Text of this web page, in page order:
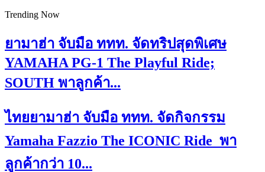
Trending Now
ยามาฮ่า จับมือ ททท. จัดทริปสุดพิเศษ
YAMAHA PG-1 The Playful Ride;
SOUTH พาลูกค้า...
ไทยยามาฮ่า จับมือ ททท. จัดกิจกรรม
Yamaha Fazzio The ICONIC Ride พา
ลูกค้ากว่า 10...